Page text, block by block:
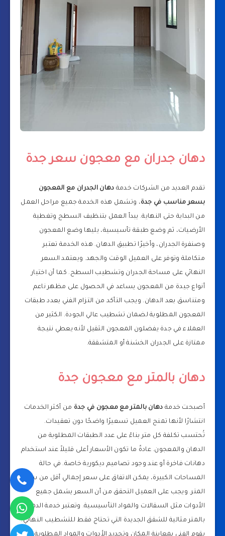
دهان جدران مع معجون سعر جدة
تقدم العديد من الشركات خدمة دهان الجدران مع المعجون
بسعر مناسب في جدة، وتشمل هذه الخدمة جميع مراحل العمل
من البداية حتى النهاية. يبدأ العمل بتنظيف السطح وتغطية
الأرضيات، ثم وضع طبقة تأسيسية، يليها وضع المعجون
وصنفرة الجدران، وأخيرًا تطبيق الدهان. هذه الخدمة تعتبر
متكاملة وتوفر على العميل الوقت والجهد. ويعتمد السعر
النهائي على مساحة الجدران وتشطيب السطح. كما أن اختيار
أنواع جيدة من المعجون يساعد في الحصول على مظهر ناعم
ومتناسق بعد الدهان. ويجب التأكد من التزام الفني بعدد طبقات
المعجون المطلوبة لضمان تشطيب عالي الجودة. الكثير من
العملاء في جدة يفضلون المعجون الثقيل لأنه يعطي نتيجة
ممتازة على الجدران الخشنة أو المتشققة.
دهان بالمتر مع معجون جدة
أصبحت خدمة دهان بالمتر مع معجون في جدة من أكثر الخدمات
انتشارًا لأنها تمنح العميل تسعيرًا واضحًا دون تعقيدات.
تُحتسب تكلفة كل متر بناءً على عدد الطبقات المطلوبة من
الدهان والمعجون. عادةً ما تكون الأسعار أعلى قليلاً عند استخدام
دهانات فاخرة أو عند وجود تصاميم ديكورية خاصة. في حالة
المساحات الكبيرة، يمكن الاتفاق على سعر إجمالي أقل من سعر
المتر. ويجب على العميل التحقق من أن السعر يشمل جميع
الأدوات مثل السقالات والمواد التأسيسية. وتعتبر خدمة الدهان
بالمتر مثالية للشقق الجديدة التي تحتاج فقط للتشطيب النهائي.